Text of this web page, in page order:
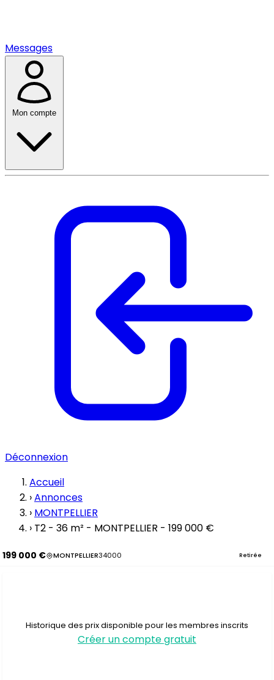
Messages
Mon compte
Déconnexion
Accueil
›Annonces
› MONTPELLIER
› T2 - 36 m² - MONTPELLIER - 199 000 €
199 000 € MONTPELLIER34000 Retirée
Historique des prix disponible pour les membres inscrits
Créer un compte gratuit